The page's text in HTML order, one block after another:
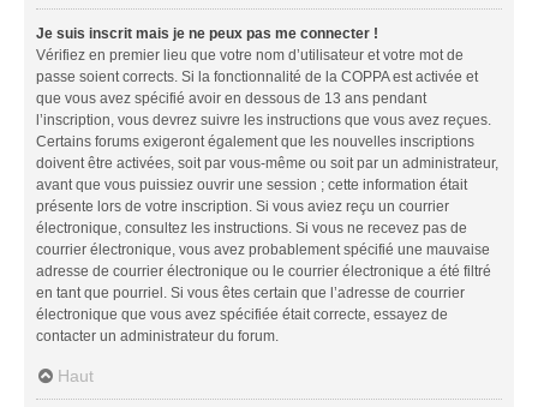
Je suis inscrit mais je ne peux pas me connecter !
Vérifiez en premier lieu que votre nom d’utilisateur et votre mot de
passe soient corrects. Si la fonctionnalité de la COPPA est activée et
que vous avez spécifié avoir en dessous de 13 ans pendant
l’inscription, vous devrez suivre les instructions que vous avez reçues.
Certains forums exigeront également que les nouvelles inscriptions
doivent être activées, soit par vous-même ou soit par un administrateur,
avant que vous puissiez ouvrir une session ; cette information était
présente lors de votre inscription. Si vous aviez reçu un courrier
électronique, consultez les instructions. Si vous ne recevez pas de
courrier électronique, vous avez probablement spécifié une mauvaise
adresse de courrier électronique ou le courrier électronique a été filtré
en tant que pourriel. Si vous êtes certain que l’adresse de courrier
électronique que vous avez spécifiée était correcte, essayez de
contacter un administrateur du forum.
Haut